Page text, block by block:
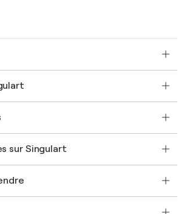
commercial
d'art original
qu'Artiste
sur Singulart